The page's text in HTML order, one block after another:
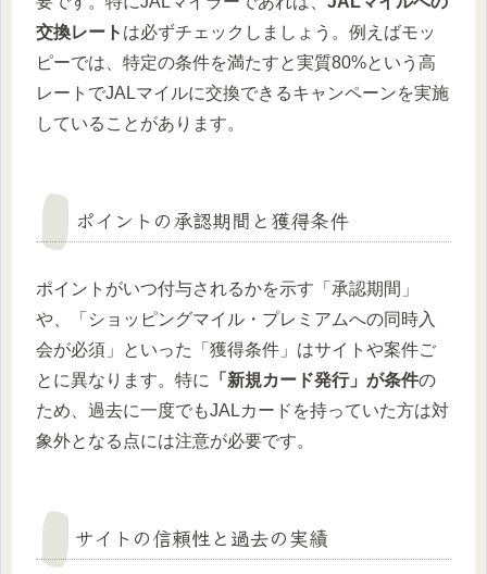
交換レート は必ずチェックしましょう。例えばモッ
ピーでは、特定の条件を満たすと実質80%という高
レートでJALマイルに交換できるキャンペーンを実施
していることがあります。
ポイントの承認期間と獲得条件
ポイントがいつ付与されるかを示す「承認期間」
や、「ショッピングマイル・プレミアムへの同時入
会が必須」といった「獲得条件」はサイトや案件ご
とに異なります。特に
「新規カード発行」が条件の
ため、過去に一度でもJALカードを持っていた方は対
象外となる点には注意が必要です。
サイトの信頼性と過去の実績